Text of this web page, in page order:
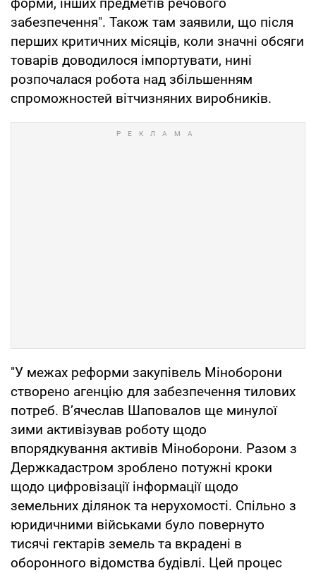
форми, інших предметів речового
забезпечення". Також там заявили, що після
перших критичних місяців, коли значні обсяги
товарів доводилося імпортувати, нині
розпочалася робота над збільшенням
спроможностей вітчизняних виробників.
"У межах реформи закупівель Міноборони
створено агенцію для забезпечення тилових
потреб. В’ячеслав Шаповалов ще минулої
зими активізував роботу щодо
впорядкування активів Міноборони. Разом з
Держкадастром зроблено потужні кроки
щодо цифровізації інформації щодо
земельних ділянок та нерухомості. Спільно з
юридичними військами було повернуто
тисячі гектарів земель та вкрадені в
оборонного відомства будівлі. Цей процес